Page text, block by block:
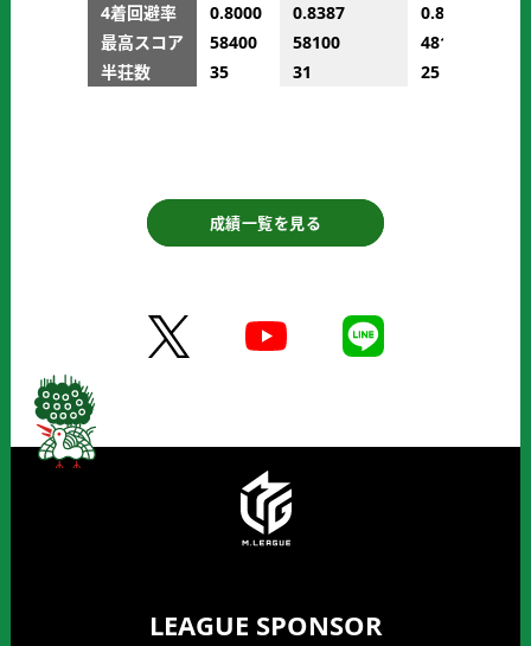
4着回避率
最高スコア
半荘数
0.8000
58400
35
0.8387
58100
31
0.8000
48100
25
成績一覧を見る
LEAGUE SPONSOR